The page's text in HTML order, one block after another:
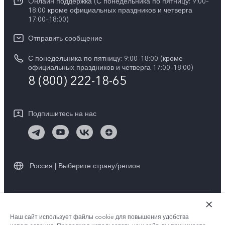
V40 Lite
Y04s
Сервисные центры
IMEI аутентификация
Запрос стоимости запчастей
Обновление системы
Скачать LUT для Log-восстановления
Пресс-центр
Карьера в vivo
Юридическая информация
О нас
Социальная ответственность
18:00 кроме официальных праздников и четверга
17:00–18:00)
Отправить сообщение
С понедельника по пятницу: 9:00–18:00 (кроме
официальных праздников и четверга 17:00–18:00)
8 (800) 222-18-65
Подпишитесь на нас
Россия | Выберите страну/регион
© vivo Mobile Communication Co., Ltd., 2026. Все права защищены.
Политика конфиденциальности |
Наш сайт использует файлы cookie для повышения удобства